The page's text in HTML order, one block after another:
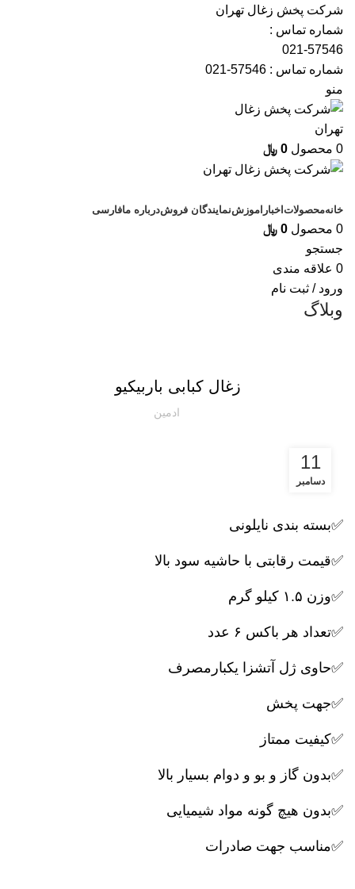
شرکت پخش زغال تهران
شماره تماس :
021-57546
شماره تماس : 57546-021
منو
0 محصول 0 ﷼
خانهمحصولات اخبار اموزشنمایندگان فروشدرباره مافارسی
0 محصول 0 ﷼
جستجو
0 علاقه مندی
ورود / ثبت نام
وبلاگ
زغال کبابی باربیکیو
ادمین
11
دسامبر
✅بسته بندی نایلونی
✅قیمت رقابتی با حاشیه سود بالا
✅وزن ۱.۵ کیلو گرم
✅تعداد هر باکس ۶ عدد
✅حاوی ژل آتشزا یکبارمصرف
✅جهت پخش
✅کیفیت ممتاز
✅بدون گاز و بو و دوام بسیار بالا
✅بدون هیچ گونه مواد شیمیایی
✅مناسب جهت صادرات